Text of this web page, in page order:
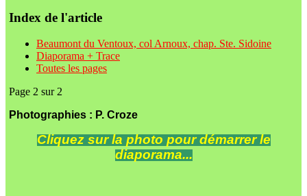
Index de l'article
Beaumont du Ventoux, col Arnoux, chap. Ste. Sidoine
Diaporama + Trace
Toutes les pages
Page 2 sur 2
Photographies : P. Croze
Cliquez sur la photo pour démarrer le
diaporama...